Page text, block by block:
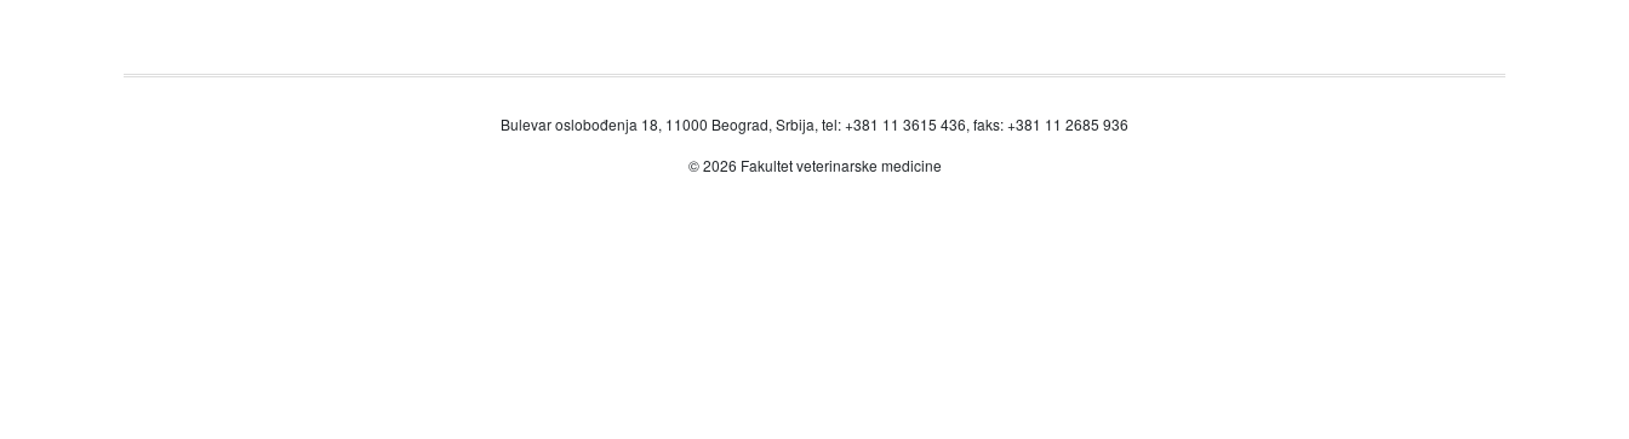
Bulevar oslobođenja 18, 11000 Beograd, Srbija, tel: +381 11 3615 436, faks: +381 11 2685 936
© 2026 Fakultet veterinarske medicine